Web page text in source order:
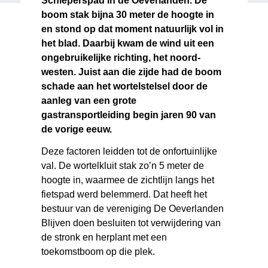
boom stak bijna 30 meter de hoogte in
en stond op dat moment natuurlijk vol in
het blad. Daarbij kwam de wind uit een
ongebruikelijke richting, het noord-
westen. Juist aan die zijde had de boom
schade aan het wortelstelsel door de
aanleg van een grote
gastransportleiding begin jaren 90 van
de vorige eeuw.
Deze factoren leidden tot de onfortuinlijke
val. De wortelkluit stak zo’n 5 meter de
hoogte in, waarmee de zichtlijn langs het
fietspad werd belemmerd. Dat heeft het
bestuur van de vereniging De Oeverlanden
Blijven doen besluiten tot verwijdering van
de stronk en herplant met een
toekomstboom op die plek.